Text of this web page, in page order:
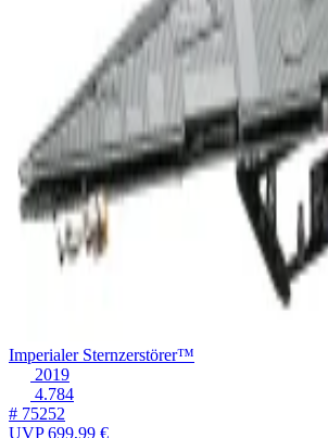
Imperialer Sternzerstörer™
2019
4.784
# 75252
UVP699,99 €